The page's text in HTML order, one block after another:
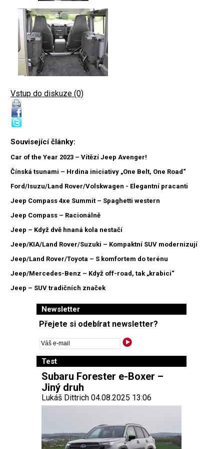
Vstup do diskuze (0)
Související články:
Car of the Year 2023 – Vítězí Jeep Avenger!
Čínská tsunami – Hrdina iniciativy „One Belt, One Road“
Ford/Isuzu/Land Rover/Volskwagen - Elegantní pracanti
Jeep Compass 4xe Summit – Spaghetti western
Jeep Compass – Racionálně
Jeep – Když dvě hnaná kola nestačí
Jeep/KIA/Land Rover/Suzuki – Kompaktní SUV modernizují
Jeep/Land Rover/Toyota – S komfortem do terénu
Jeep/Mercedes-Benz – Když off-road, tak „krabici“
Jeep – SUV tradičních značek
Newsletter
Přejete si odebírat newsletter?
Test
Subaru Forester e-Boxer –
Jiný druh
Lukáš Dittrich 04.08.2025 13:06